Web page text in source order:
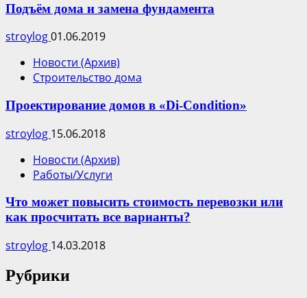
Подъём дома и замена фундамента
stroylog01.06.2019
Новости (Архив)
Строительство дома
Проектирование домов в «Di-Сondition»
stroylog 15.06.2018
Новости (Архив)
Работы/Услуги
Что может повысить стоимость перевозки или
как просчитать все варианты?
stroylog 14.03.2018
Рубрики